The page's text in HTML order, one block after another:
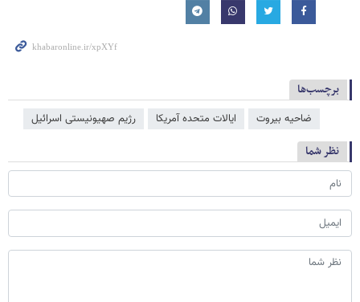
برچسب‌ها
ضاحیه بیروت ایالات متحده آمریکا رژیم صهیونیستی اسرائیل
نظر شما